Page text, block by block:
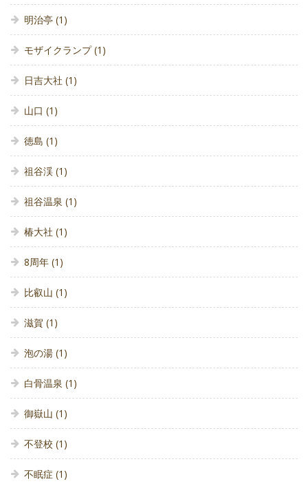
明治亭 (1)
モザイクランプ(1)
日吉大社 (1)
山口 (1)
徳島 (1)
祖谷渓 (1)
祖谷温泉 (1)
椿大社 (1)
8周年 (1)
比叡山 (1)
滋賀 (1)
泡の湯 (1)
白骨温泉 (1)
御嶽山 (1)
不登校 (1)
不眠症 (1)